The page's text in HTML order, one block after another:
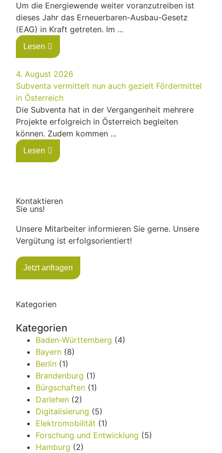
Um die Energiewende weiter voranzutreiben ist
dieses Jahr das Erneuerbaren-Ausbau-Gesetz
(EAG) in Kraft getreten. Im ...
Lesen
4. August 2026
Subventa vermittelt nun auch gezielt Fördermittel
in Österreich
Die Subventa hat in der Vergangenheit mehrere
Projekte erfolgreich in Österreich begleiten
können. Zudem kommen ...
Lesen
Kontaktieren
Sie uns!
Unsere Mitarbeiter informieren Sie gerne. Unsere
Vergütung ist erfolgsorientiert!
Jetzt anfragen
Kategorien
Kategorien
Baden-Württemberg (4)
Bayern (8)
Berlin (1)
Brandenburg (1)
Bürgschaften (1)
Darlehen (2)
Digitalisierung (5)
Elektromobilität (1)
Forschung und Entwicklung (5)
Hamburg (2)